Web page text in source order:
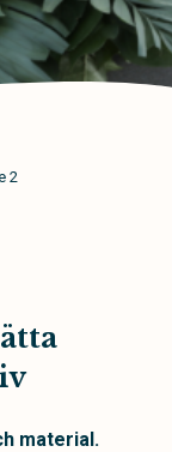
2
material.